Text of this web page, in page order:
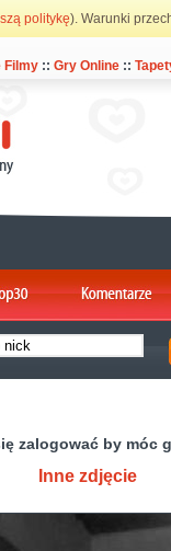
politykę). Warunki
Filmy ::Gry Online ::
zalogować by móc
Inne zdjęcie